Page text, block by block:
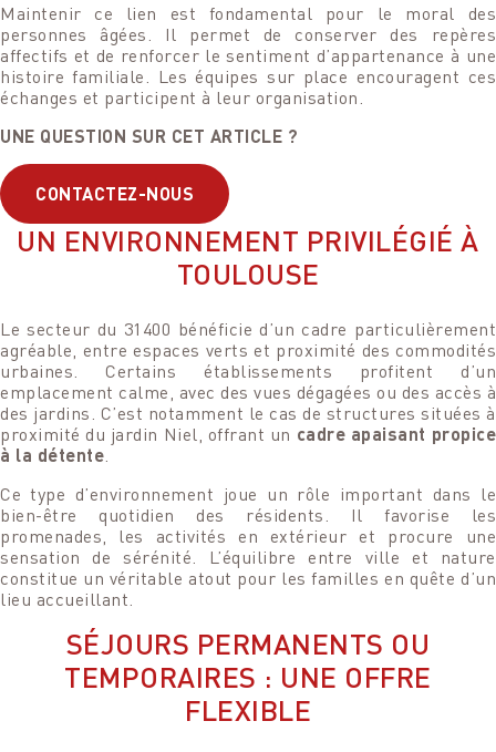
Maintenir ce lien est fondamental pour le moral des
personnes âgées. Il permet de conserver des repères
affectifs et de renforcer le sentiment d’appartenance à une
histoire familiale. Les équipes sur place encouragent ces
échanges et participent à leur organisation.
UNE QUESTION SUR CET ARTICLE ?
CONTACTEZ-NOUS
UN ENVIRONNEMENT PRIVILÉGIÉ À
TOULOUSE
Le secteur du 31400 bénéficie d’un cadre particulièrement
agréable, entre espaces verts et proximité des commodités
urbaines. Certains établissements profitent d’un
emplacement calme, avec des vues dégagées ou des accès à
des jardins. C’est notamment le cas de structures situées à
proximité du jardin Niel, offrant un cadre apaisant propice
à la détente
Ce type d’environnement joue un rôle important dans le
bien-être quotidien des résidents. Il favorise les
promenades, les activités en extérieur et procure une
sensation de sérénité. L’équilibre entre ville et nature
constitue un véritable atout pour les familles en quête d’un
lieu accueillant.
SÉJOURS PERMANENTS OU
TEMPORAIRES : UNE OFFRE
FLEXIBLE